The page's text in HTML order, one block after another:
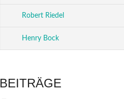
Robert Riedel
Henry Bock
BEITRÄGE